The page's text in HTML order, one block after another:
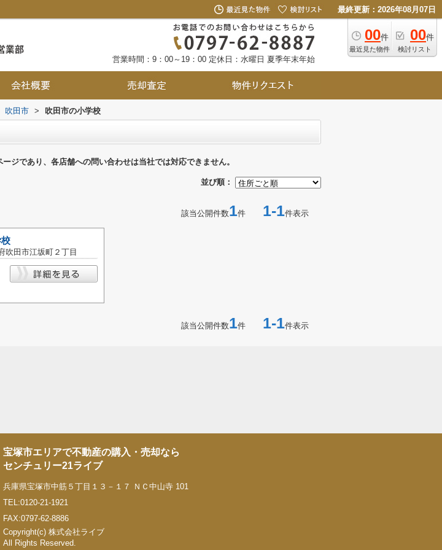
最終更新：2026年08月07日
00件
最近見た物件
00件
検討リスト
営業時間：9：00～19：00 定休日：水曜日 夏季年末年始
吹田市 > 吹田市の小学校
ジであり、各店舗への問い合わせは当社では対応できません。
並び順：
該当公開件数1件 1-1件表示
吹田市江坂町２丁目
該当公開件数1件 1-1件表示
宝塚市エリアで不動産の購入・売却なら
センチュリー21ライブ
兵庫県宝塚市中筋５丁目１３－１７ ＮＣ中山寺 101
TEL:0120-21-1921
FAX:0797-62-8886
Copyright(c) 株式会社ライブ
All Rights Reserved.